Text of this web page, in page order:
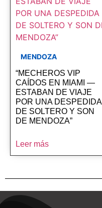
MENDOZA
“MECHEROS VIP
CAÍDOS EN MIAMI —
ESTABAN DE VIAJE
POR UNA DESPEDIDA
DE SOLTERO Y SON
DE MENDOZA”
Leer más